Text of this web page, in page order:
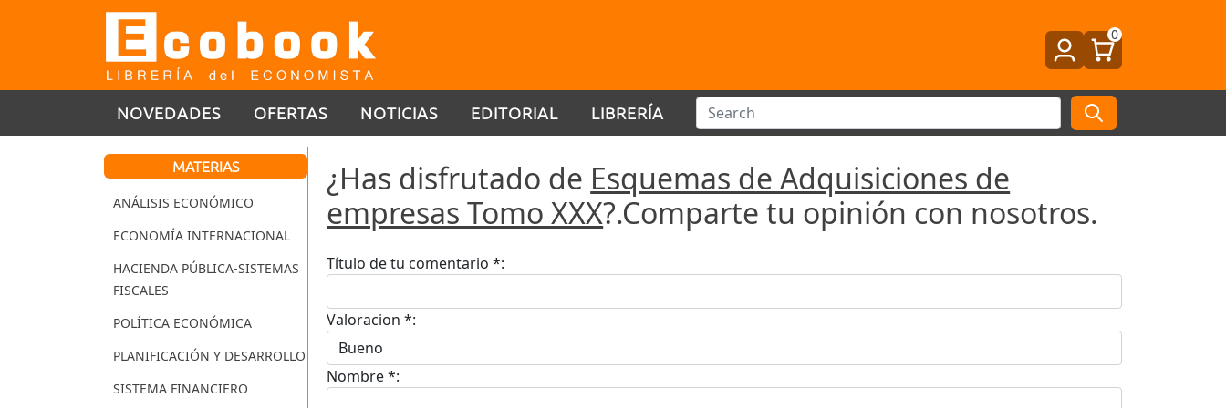
0
NOVEDADES OFERTAS NOTICIAS EDITORIAL LIBRERÍA
MATERIAS
ANÁLISIS ECONÓMICO
ECONOMÍA INTERNACIONAL
HACIENDA PÚBLICA-SISTEMAS
FISCALES
POLÍTICA ECONÓMICA
PLANIFICACIÓN Y DESARROLLO
SISTEMA FINANCIERO
¿Has disfrutado de Esquemas de Adquisiciones de
empresas Tomo XXX?.Comparte tu opinión con nosotros.
Título de tu comentario *:
Valoracion *:
Nombre *: